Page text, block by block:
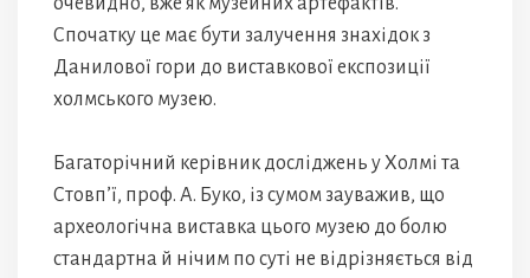
Спочатку це має бути залучення знахідок з
Данилової гори до виставкової експозиції
холмського музею.
Багаторічний керівник досліджень у Холмі та
Стовп’ї, проф. А. Буко, із сумом зауважив, що
археологічна виставка цього музею до болю
стандартна й нічим по суті не відрізняється від